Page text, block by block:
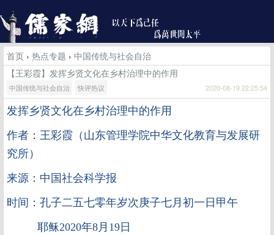
首页 › 热点专题 › 中国传统与社会自治
【王彩霞】发挥乡贤文化在乡村治理中的作用
中国传统与社会自治 快评热议 2020-08-19 22:25:54
发挥乡贤文化在乡村治理中的作用
作者：王彩霞（山东管理学院中华文化教育与发展研
究所）
来源：中国社会科学报
时间：孔子二五七零年岁次庚子七月初一日甲午
耶稣2020年8月19日